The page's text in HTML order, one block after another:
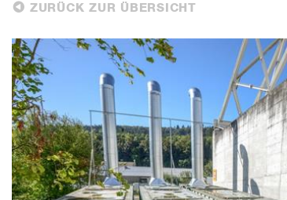
ZURÜCK ZUR ÜBERSICHT